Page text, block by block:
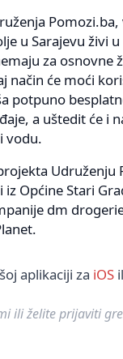
u Sarajevu živi
za osnovne
način će moći
potpuno
a uštedit će i
vodu.
Udruženju
Općine Stari
dm
aplikaciji za iOS
ili želite prijaviti